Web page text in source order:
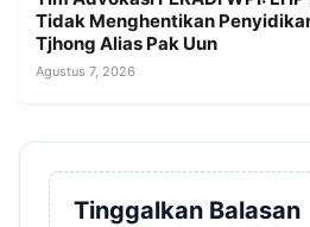
Tidak Menghentikan
Tjhong Alias Pak Uun
Agustus 7, 2026
Tinggalkan Balasan